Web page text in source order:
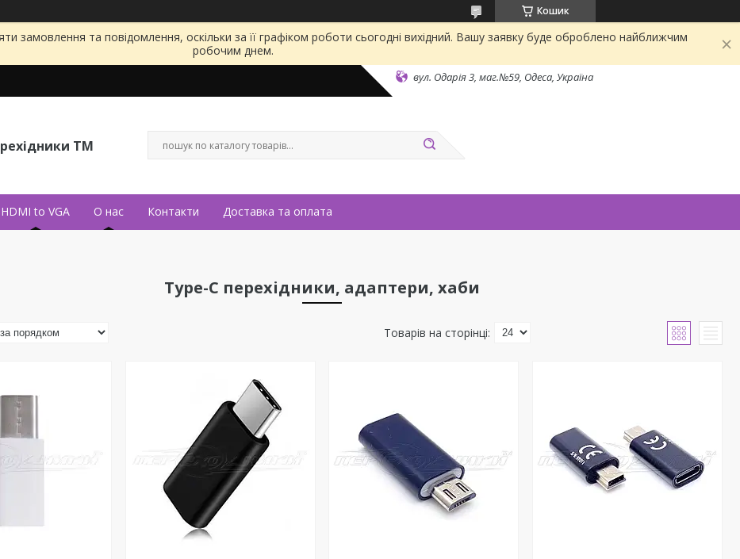
Кошик
замовлення та повідомлення, оскільки за її графіком роботи сьогодні вихідний. Вашу заявку буде оброблено найближчим
робочим днем.
вул. Одарiя 3, маг.№59, Одеса, Україна
ТМ
HDMI to VGA О нас Контакти Доставка та оплата
Type-C перехідники, адаптери, хаби